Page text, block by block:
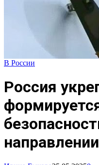
В России
Россия
направлении